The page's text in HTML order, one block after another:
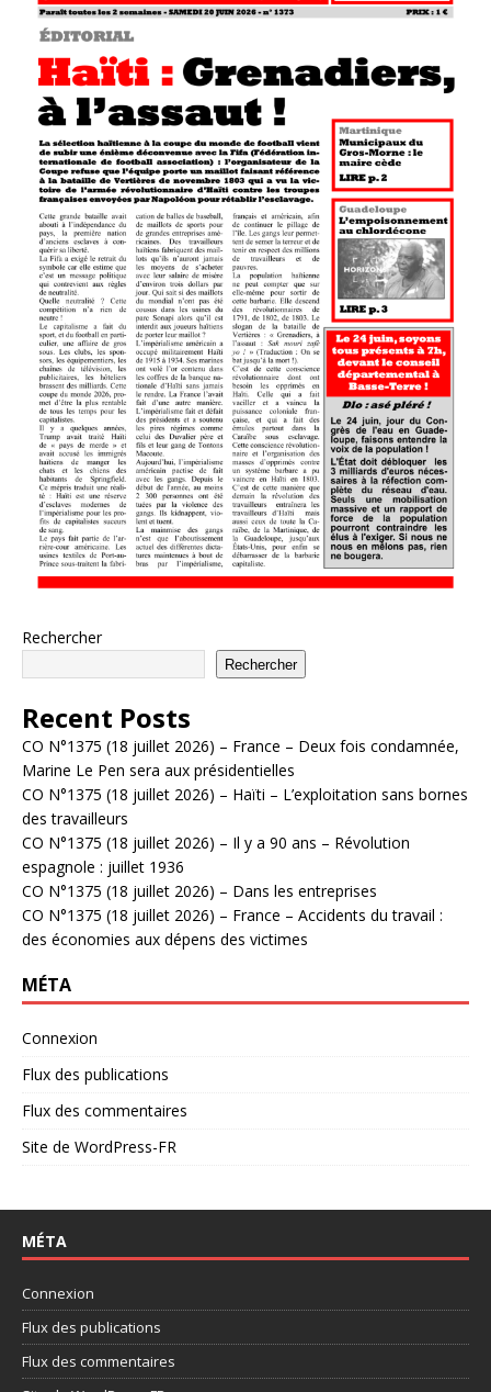
Rechercher
Rechercher
Recent Posts
CO N°1375 (18 juillet 2026) – France – Deux fois condamnée,
Marine Le Pen sera aux présidentielles
CO N°1375 (18 juillet 2026) – Haïti – L’exploitation sans bornes
des travailleurs
CO N°1375 (18 juillet 2026) – Il y a 90 ans – Révolution
espagnole : juillet 1936
CO N°1375 (18 juillet 2026) – Dans les entreprises
CO N°1375 (18 juillet 2026) – France – Accidents du travail :
des économies aux dépens des victimes
MÉTA
Connexion
Flux des publications
Flux des commentaires
Site de WordPress-FR
MÉTA
Connexion
Flux des publications
Flux des commentaires